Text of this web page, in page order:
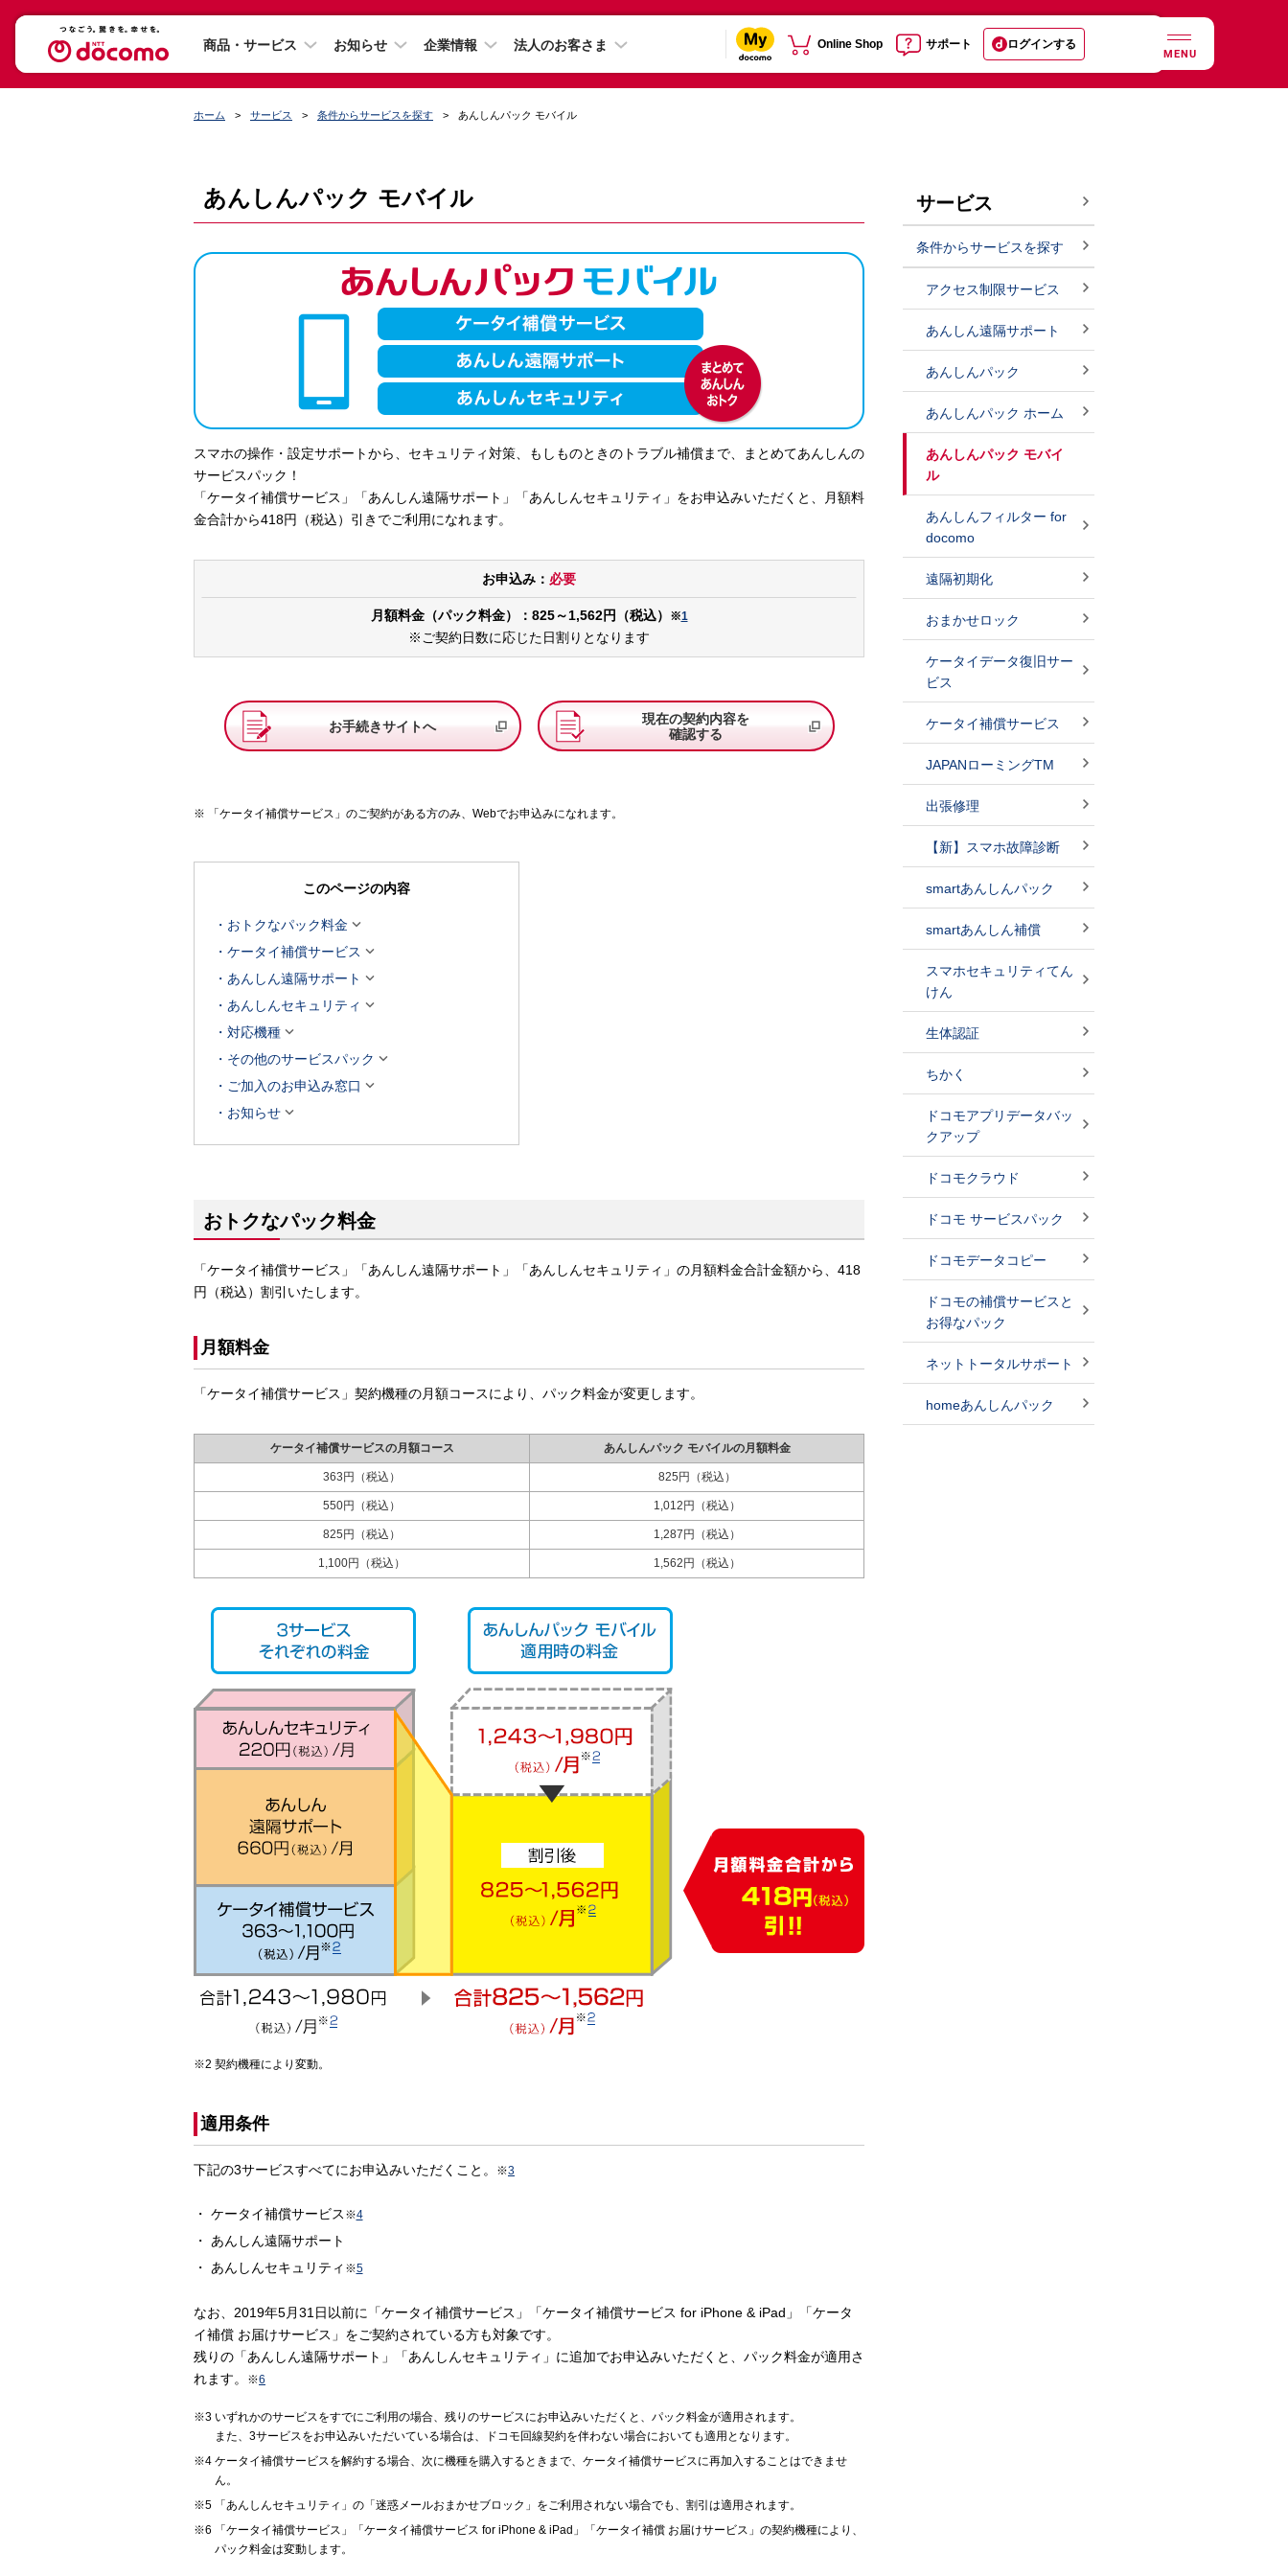
商品・サービス お知らせ 企業情報 法人のお客さま Online Shop サポート ログインする
MENU
ホーム サービス 条件からサービスを探す あんしんパック モバイル
あんしんパック モバイル
スマホの操作・設定サポートから、セキュリティ対策、もしものときのトラブル補償まで、まとめてあんしんの
サービスパック！
「ケータイ補償サービス」「あんしん遠隔サポート」「あんしんセキュリティ」をお申込みいただくと、月額料
金合計から418円（税込）引きでご利用になれます。
お申込み： 必要
月額料金（パック料金）：825～1,562円（税込） ※1
※ご契約日数に応じた日割りとなります
お手続きサイトへ
現在の契約内容を
確認する
「ケータイ補償サービス」のご契約がある方のみ、Webでお申込みになれます。
このページの内容
おトクなパック料金 
ケータイ補償サービス 
あんしん遠隔サポート 
あんしんセキュリティ 
対応機種
その他のサービスパック 
ご加入のお申込み窓口 
お知らせ
おトクなパック料金
「ケータイ補償サービス」「あんしん遠隔サポート」「あんしんセキュリティ」の月額料金合計金額から、418
円（税込）割引いたします。
月額料金
「ケータイ補償サービス」契約機種の月額コースにより、パック料金が変更します。
ケータイ補償サービスの月額コース あんしんパック モバイルの月額料金
363円（税込） 825円（税込）
550円（税込） 1,012円（税込）
825円（税込） 1,287円（税込）
1,100円（税込） 1,562円（税込）
契約機種により変動。
適用条件
下記の3サービスすべてにお申込みいただくこと。 ※3
ケータイ補償サービス ※4
あんしん遠隔サポート
あんしんセキュリティ ※5
なお、2019年5月31日以前に「ケータイ補償サービス」「ケータイ補償サービス for iPhone & iPad」「ケータ
イ補償 お届けサービス」をご契約されている方も対象です。
残りの「あんしん遠隔サポート」「あんしんセキュリティ」に追加でお申込みいただくと、パック料金が適用さ
れます。
※6
いずれかのサービスをすでにご利用の場合、残りのサービスにお申込みいただくと、パック料金が適用されます。
また、3サービスをお申込みいただいている場合は、ドコモ回線契約を伴わない場合においても適用となります。
ケータイ補償サービスを解約する場合、次に機種を購入するときまで、ケータイ補償サービスに再加入することはできませ
ん。
「あんしんセキュリティ」の「迷惑メールおまかせブロック」をご利用されない場合でも、割引は適用されます。
「ケータイ補償サービス」「ケータイ補償サービス for iPhone & iPad」「ケータイ補償 お届けサービス」の契約機種により、
パック料金は変動します。
サービス
条件からサービスを探す
アクセス制限サービス
あんしん遠隔サポート
あんしんパック
あんしんパック ホーム
あんしんパック モバイ
ル
あんしんフィルター for
docomo
遠隔初期化
おまかせロック
ケータイデータ復旧サー
ビス
ケータイ補償サービス
JAPANローミングTM
出張修理
【新】スマホ故障診断
smartあんしんパック
smartあんしん補償
スマホセキュリティてん
けん
生体認証
ちかく
ドコモアプリデータバッ
クアップ
ドコモクラウド
ドコモ サービスパック
ドコモデータコピー
ドコモの補償サービスと
お得なパック
ネットトータルサポート
homeあんしんパック